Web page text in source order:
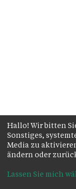
Hallo! Wir bitten
Sonstiges,
Media zu
ändern oder
Lassen Sie mich